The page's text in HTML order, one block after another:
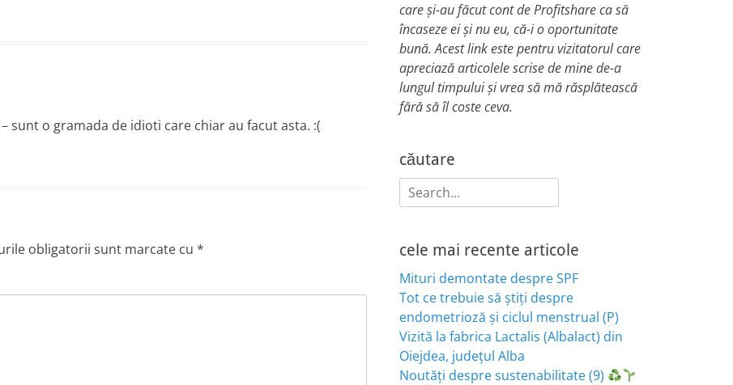
sunt o gramada de idioti care chiar au facut asta. :(
obligatorii sunt marcate cu *
care și-au făcut cont de Profitshare ca să
încaseze ei și nu eu, că-i o oportunitate
bună. Acest link este pentru vizitatorul care
apreciază articolele scrise de mine de-a
lungul timpului și vrea să mă răsplătească
fără să îl coste ceva.
căutare
Search
for:
cele mai recente articole
Mituri demontate despre SPF
Tot ce trebuie să știți despre
endometrioză și ciclul menstrual (P)
Vizită la fabrica Lactalis (Albalact) din
Oiejdea, județul Alba
Noutăți despre sustenabilitate (9)